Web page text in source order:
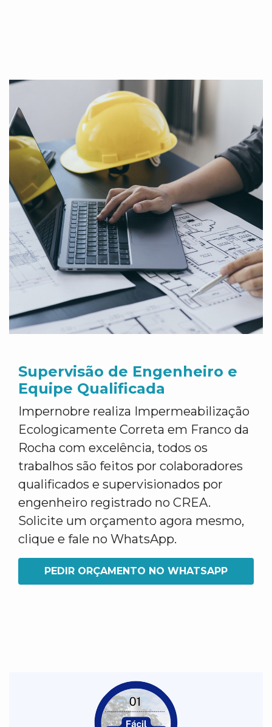
Supervisão de Engenheiro e
Equipe Qualificada
Impernobre realiza Impermeabilização
Ecologicamente Correta em Franco da
Rocha com excelência, todos os
trabalhos são feitos por colaboradores
qualificados e supervisionados por
engenheiro registrado no CREA.
Solicite um orçamento agora mesmo,
clique e fale no WhatsApp.
PEDIR ORÇAMENTO NO WHATSAPP